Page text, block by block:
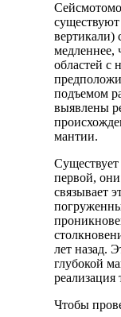
вертикали)
областей с
подъемом
выявлены
мантии.
Существует
первой,
связывает
лет назад.
глубокой
реализация
Чтобы